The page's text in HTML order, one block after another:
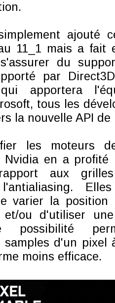
ajouté
11_1 mais a fait
du
par
apportera
tous les
la nouvelle API de
les moteurs
Nvidia en a profité
aux grilles
varier la position
ou d'utiliser
possibilité
samples d'un pixel
moins efficace.